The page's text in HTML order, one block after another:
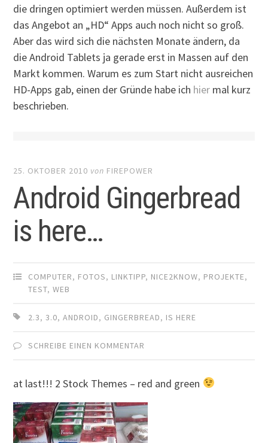
die dringen optimiert werden müssen. Außerdem ist
das Angebot an „HD“ Apps auch noch nicht so groß.
Aber das wird sich die nächsten Monate ändern, da
die Android Tablets ja gerade erst in Massen auf den
Markt kommen. Warum es zum Start nicht ausreichen
HD-Apps gab, einen der Gründe habe ich hier mal kurz
beschrieben.
25. OKTOBER 2010 von FIREPOWER
Android Gingerbread
is here…
COMPUTER, FOTOS, LINKTIPP, NICE2KNOW, PROJEKTE,
TEST,WEB
2.3,3.0,ANDROID, GINGERBREAD, IS HERE
SCHREIBE EINEN KOMMENTAR
at last!!! 2 Stock Themes – red and green